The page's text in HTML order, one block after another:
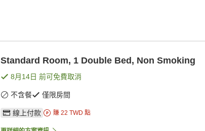
Standard Room, 1 Double Bed, Non Smoking
8月14日 前可免費取消
不含餐 僅限房間
線上付款 賺 22 TWD 點